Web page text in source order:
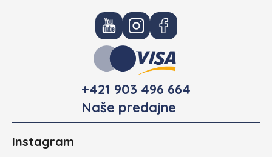
+421 903 496 664
Naše predajne
Instagram